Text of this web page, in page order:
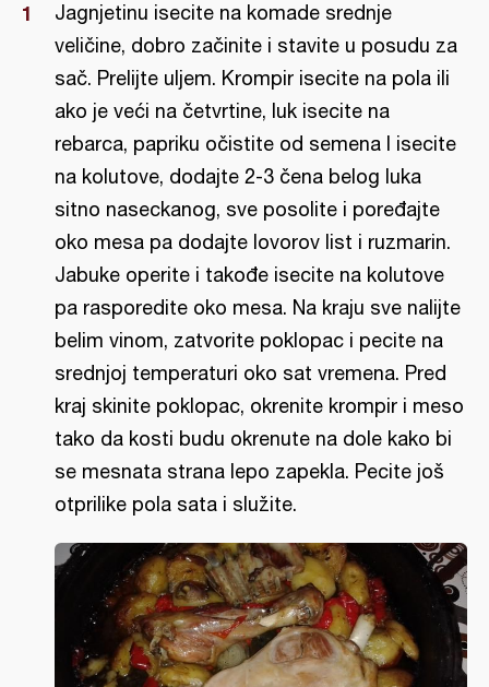
Jagnjetinu isecite na komade srednje
veličine, dobro začinite i stavite u posudu za
sač. Prelijte uljem. Krompir isecite na pola ili
ako je veći na četvrtine, luk isecite na
rebarca, papriku očistite od semena I isecite
na kolutove, dodajte 2-3 čena belog luka
sitno naseckanog, sve posolite i poređajte
oko mesa pa dodajte lovorov list i ruzmarin.
Jabuke operite i takođe isecite na kolutove
pa rasporedite oko mesa. Na kraju sve nalijte
belim vinom, zatvorite poklopac i pecite na
srednjoj temperaturi oko sat vremena. Pred
kraj skinite poklopac, okrenite krompir i meso
tako da kosti budu okrenute na dole kako bi
se mesnata strana lepo zapekla. Pecite još
otprilike pola sata i služite.